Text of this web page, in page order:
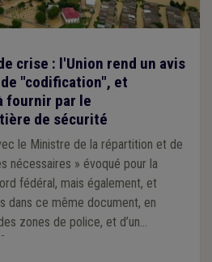
crise : l'Union rend un avis
"codification", et
fournir par le
de sécurité
le Ministre de la répartition et de
nécessaires » évoqué pour la
fédéral, mais également, et
dans ce même document, en
zones de police, et d’un
des zones de secours.